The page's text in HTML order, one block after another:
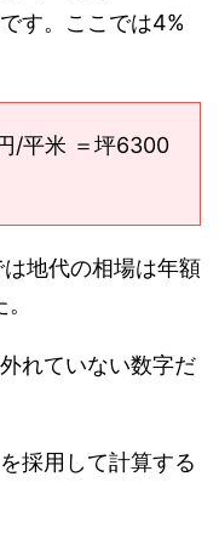
す。ここでは4%
/平米 ＝坪6300
地代の相場は年額
れていない数字だ
採用して計算する